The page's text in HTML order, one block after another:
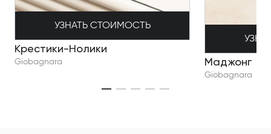
УЗНАТЬ СТОИМОСТЬ
Крестики-Нолики
Giobagnara Маджонг
Giobagnara